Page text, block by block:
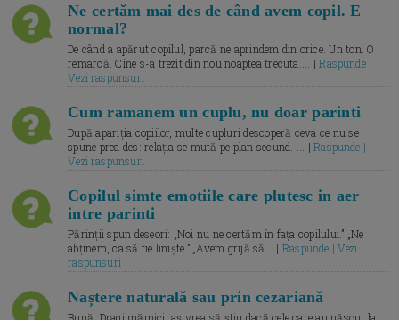
Ne certăm mai des de când avem copil. E
normal?
De când a apărut copilul, parcă ne aprindem din orice. Un ton. O
remarcă. Cine s-a trezit din nou noaptea trecuta.... |Raspunde |
Vezi raspunsuri
Cum ramanem un cuplu, nu doar parinti
După apariția copiilor, multe cupluri descoperă ceva ce nu se
spune prea des: relația se mută pe plan secund. ... |Raspunde |
Vezi raspunsuri
Copilul simte emotiile care plutesc in aer
intre parinti
Părinții spun deseori: „Noi nu ne certăm în fața copilului.” „Ne
abținem, ca să fie liniște.” „Avem grijă să... | Raspunde | Vezi
raspunsuri
Naștere naturală sau prin cezariană